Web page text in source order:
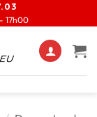
17h00